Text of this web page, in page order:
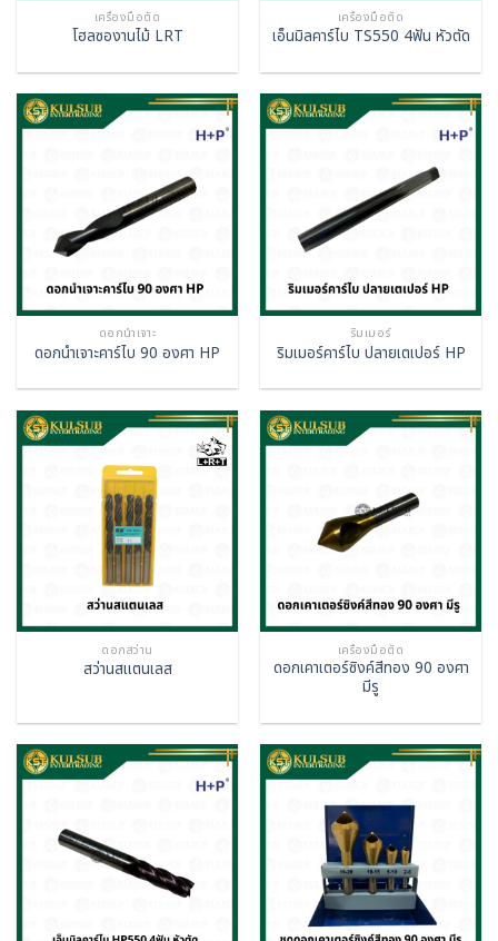
เครื่องมือตัด
โฮลซองานไม้ LRT
เครื่องมือตัด
เอ็นมิลคาร์ไบ TS550 4ฟัน หัวตัด
ดอกนำเจาะ
ดอกนำเจาะคาร์ไบ 90 องศา HP
ริมเมอร์
ริมเมอร์คาร์ไบ ปลายเตเปอร์ HP
ดอกสว่าน
สว่านสแตนเลส
เครื่องมือตัด
ดอกเคาเตอร์ซิงค์สีทอง 90 องศา
มีรู